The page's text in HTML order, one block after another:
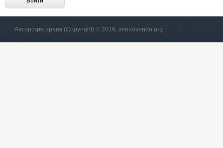
Авторские права (Copyright) © 2016, vendovendo.org